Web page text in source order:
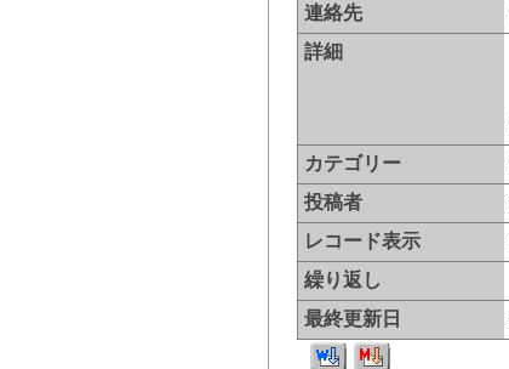
連絡先
詳細
カテゴリー
投稿者
レコード表示
繰り返し
最終更新日